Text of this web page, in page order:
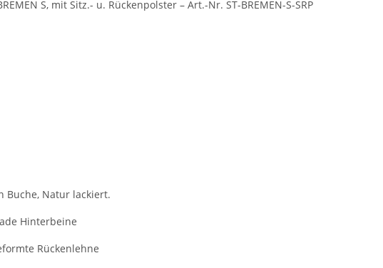
S, mit Sitz.- u. Rückenpolster – Art.-Nr. ST-BREMEN-S-SRP
Buche, Natur lackiert.
Hinterbeine
Rückenlehne